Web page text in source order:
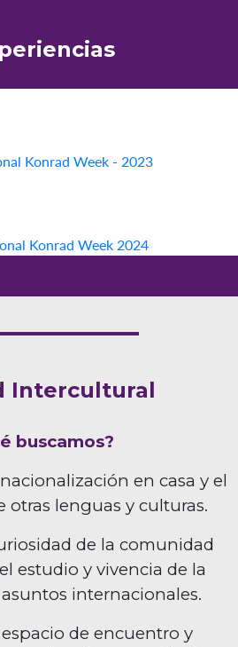
Intercultural
buscamos?
en casa y el
otras lenguas y culturas.
de la comunidad
estudio y vivencia de la
internacionales.
de encuentro y